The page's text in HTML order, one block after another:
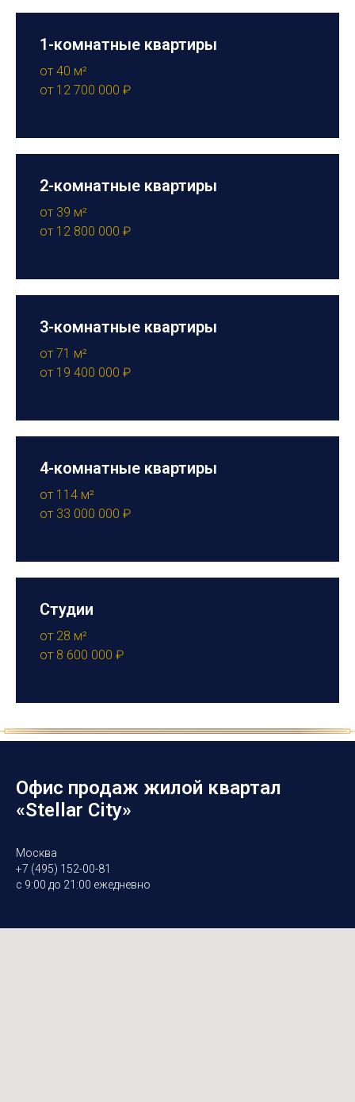
1-комнатные квартиры
от 40 м²
от 12 700 000 ₽
2-комнатные квартиры
от 39 м²
от 12 800 000 ₽
3-комнатные квартиры
от 71 м²
от 19 400 000 ₽
4-комнатные квартиры
от 114 м²
от 33 000 000 ₽
Студии
от 28 м²
от 8 600 000 ₽
Офис продаж жилой квартал
«Stellar City»
Москва
+7 (495) 152-00-81
с 9:00 до 21:00 ежедневно